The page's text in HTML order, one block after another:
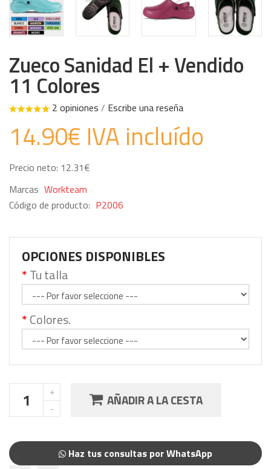
Zueco Sanidad El + Vendido
11 Colores
2 opiniones / Escribe una reseña
14.90€ IVA incluído
Precio neto: 12.31€
Marcas Workteam
Código de producto: P2006
OPCIONES DISPONIBLES
Tu talla
Colores.
AÑADIR A LA CESTA
Haz tus consultas por WhatsApp